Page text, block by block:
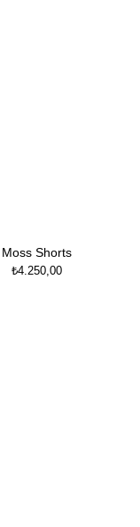
Moss Shorts
₺4.250,00